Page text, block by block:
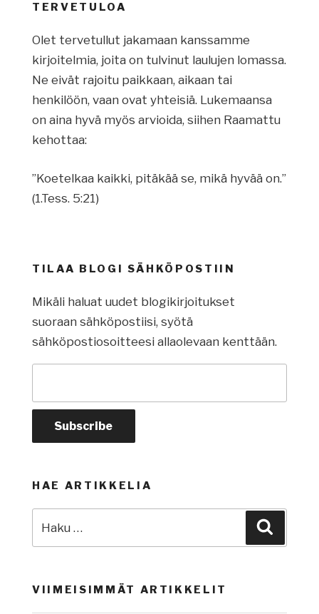
TERVETULOA
Olet tervetullut jakamaan kanssamme
kirjoitelmia, joita on tulvinut laulujen lomassa.
Ne eivät rajoitu paikkaan, aikaan tai
henkilöön, vaan ovat yhteisiä. Lukemaansa
on aina hyvä myös arvioida, siihen Raamattu
kehottaa:
”Koetelkaa kaikki, pitäkää se, mikä hyvää on.”
(1.Tess. 5:21)
TILAA BLOGI SÄHKÖPOSTIIN
Mikäli haluat uudet blogikirjoitukset
suoraan sähköpostiisi, syötä
sähköpostiosoitteesi allaolevaan kenttään.
HAE ARTIKKELIA
VIIMEISIMMÄT ARTIKKELIT